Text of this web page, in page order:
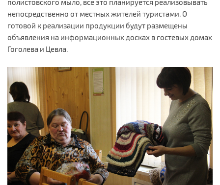
полистовского мыло, все это планируется реализовывать
непосредственно от местных жителей туристами. О
готовой к реализации продукции будут размещены
объявления на информационных досках в гостевых домах
Гоголева и Цевла.